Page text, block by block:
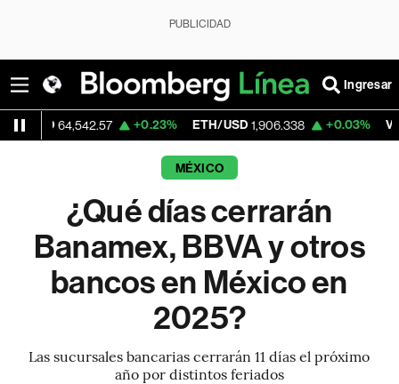
PUBLICIDAD
Ingresar
64,542.57 +0.23% ETH/USD 1,906.338 +0.03% Visa
MÉXICO
¿Qué días cerrarán
Banamex, BBVA y otros
bancos en México en
2025?
Las sucursales bancarias cerrarán 11 días el próximo
año por distintos feriados